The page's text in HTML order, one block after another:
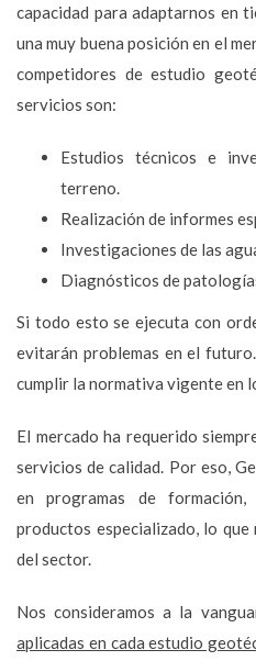
capacidad para adaptarnos en
una muy buena posición en el
competidores de estudio
servicios son:
Estudios técnicos e
terreno.
Realización de informes
Investigaciones de las
Diagnósticos de
Si todo esto se ejecuta con
evitarán problemas en el
cumplir la normativa vigente en
El mercado ha requerido
servicios de calidad. Por eso,
en programas de
productos especializado, lo que
del sector.
Nos consideramos a la
aplicadas en cada estudio